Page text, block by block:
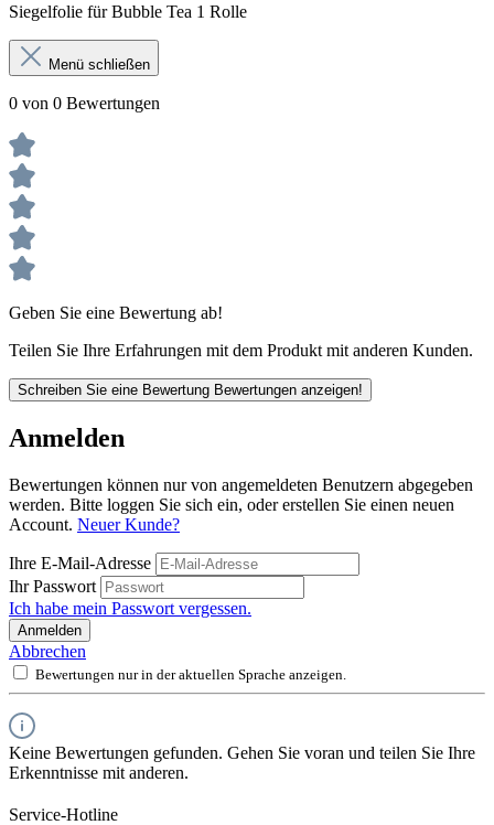
Siegelfolie für Bubble Tea 1 Rolle
Menü schließen
0 von 0 Bewertungen
Geben Sie eine Bewertung ab!
Teilen Sie Ihre Erfahrungen mit dem Produkt mit anderen Kunden.
Schreiben Sie eine Bewertung Bewertungen anzeigen!
Anmelden
Bewertungen können nur von angemeldeten Benutzern abgegeben
werden. Bitte loggen Sie sich ein, oder erstellen Sie einen neuen
Account. Neuer Kunde?
Ihre E-Mail-Adresse
Ihr Passwort
Ich habe mein Passwort vergessen.
Anmelden
Abbrechen
Bewertungen nur in der aktuellen Sprache anzeigen.
Keine Bewertungen gefunden. Gehen Sie voran und teilen Sie Ihre
Erkenntnisse mit anderen.
Service-Hotline